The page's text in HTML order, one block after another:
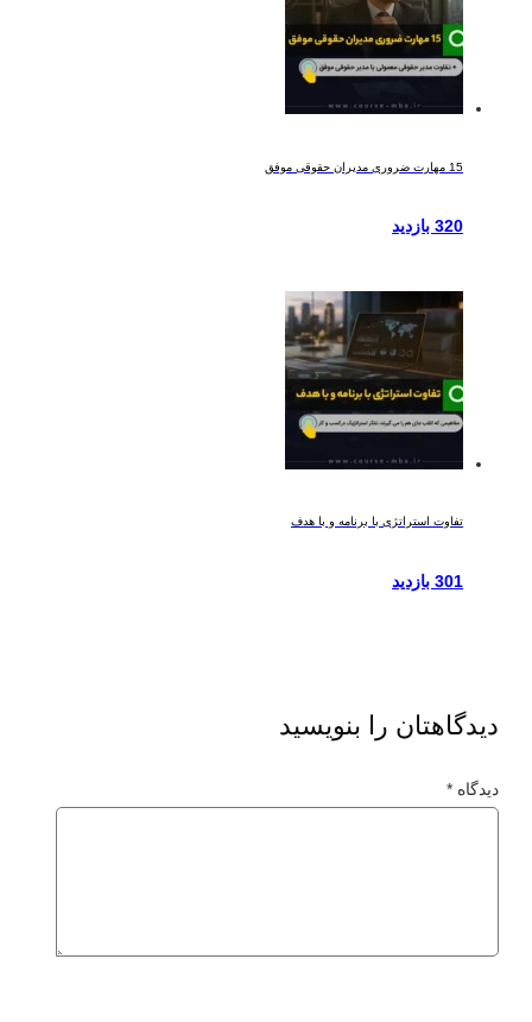
15 مهارت ضروری مدیران حقوقی موفق
320 بازدید
تفاوت استراتژی با برنامه و با هدف
301 بازدید
دیدگاهتان را بنویسید
دیدگاه *